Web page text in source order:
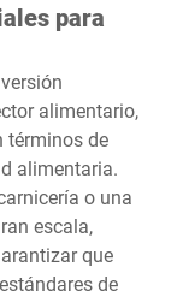
para
alimentario,
términos de
alimentaria.
o una
escala,
que
de